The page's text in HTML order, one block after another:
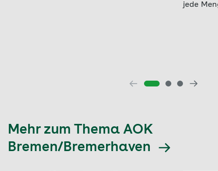
jede
Mehr zum Thema AOK
Bremen/Bremerhaven